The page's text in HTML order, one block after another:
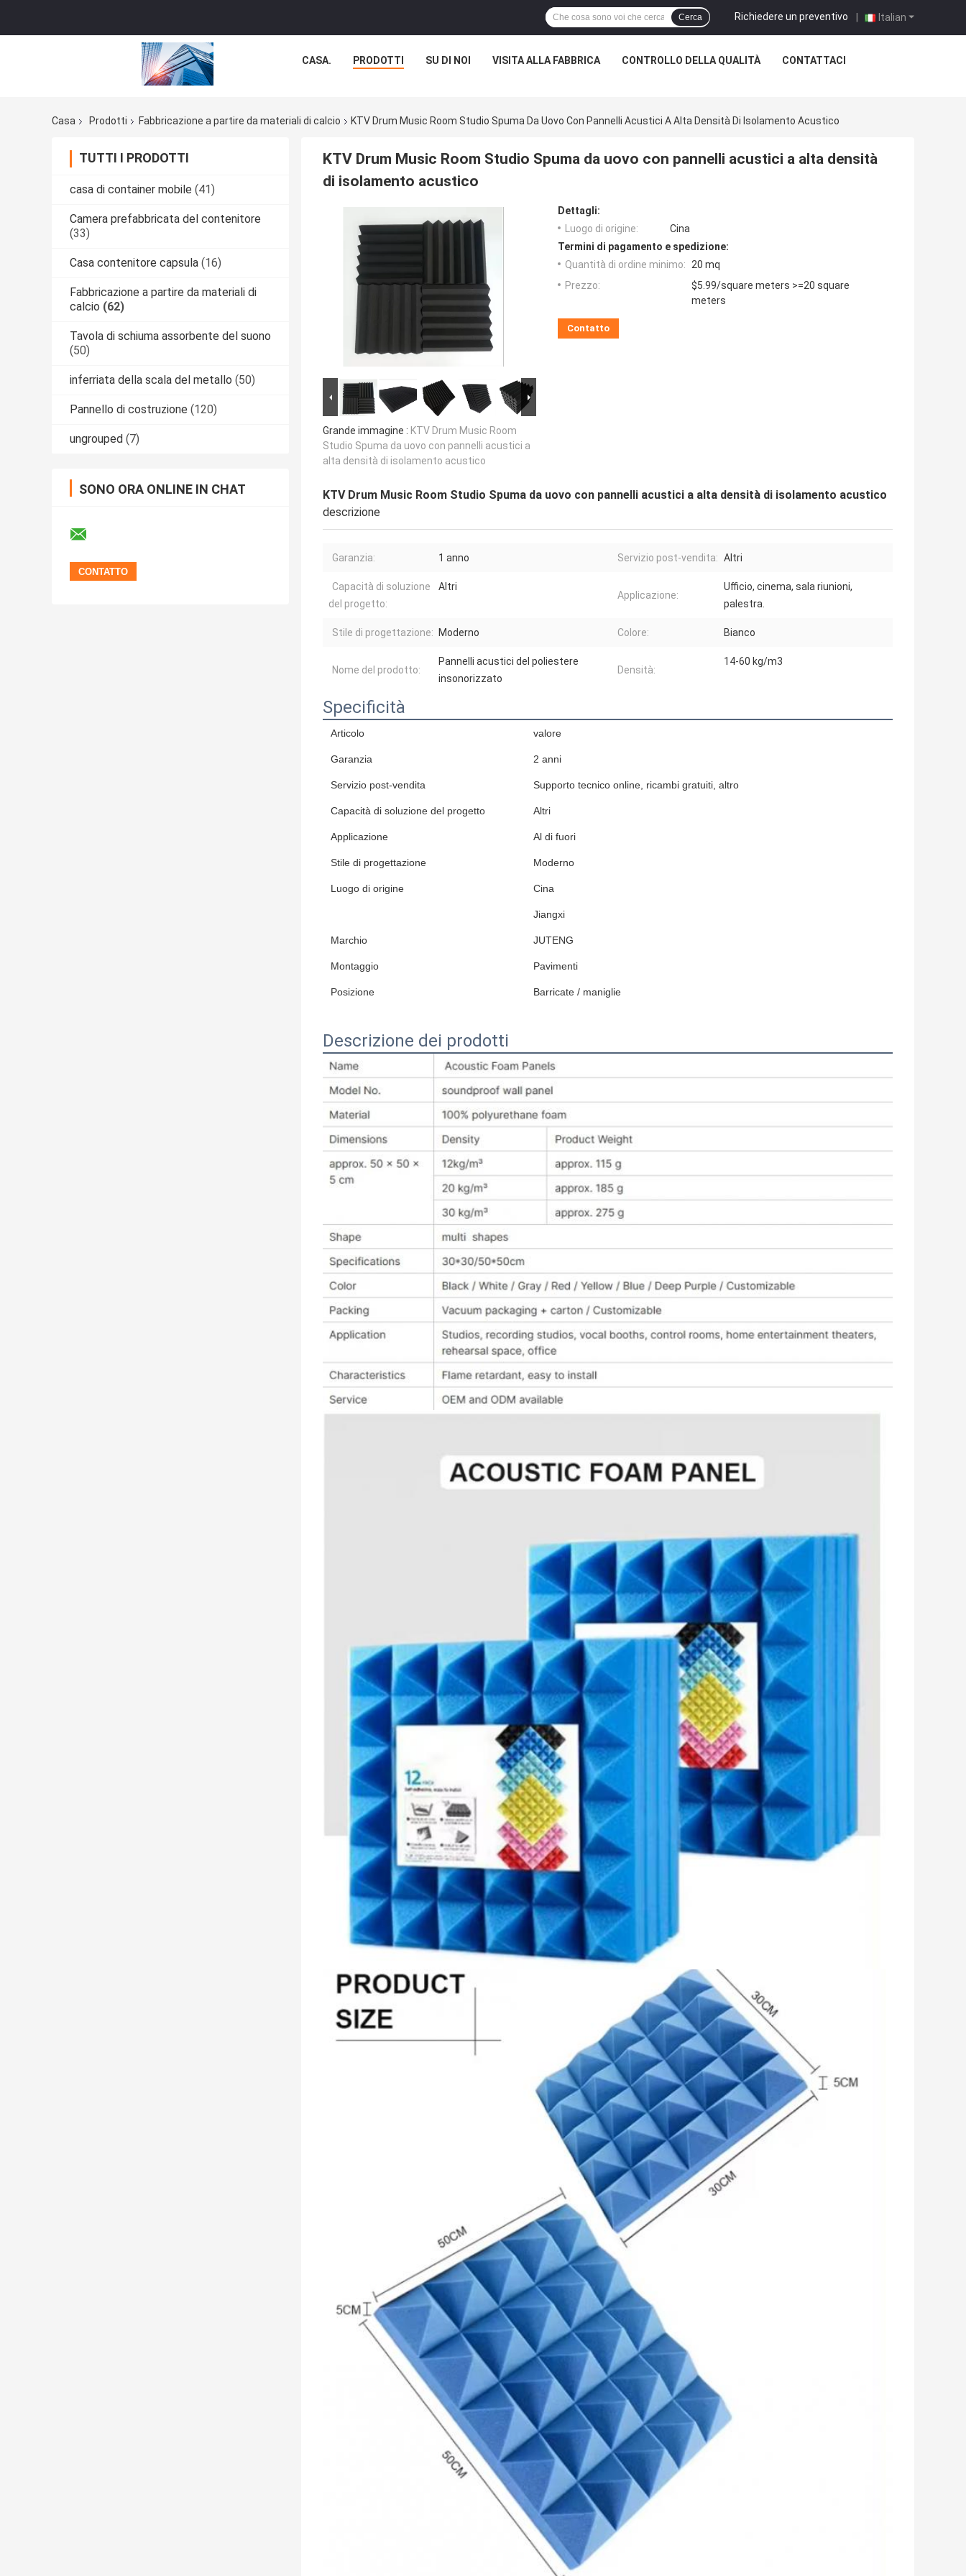
Italian
Richiedere un preventivo |
Cerca
CASA. PRODOTTI SU DI NOI VISITA ALLA FABBRICA CONTROLLO DELLA QUALITÀ CONTATTACI
Casa Prodotti Fabbricazione a partire da materiali di calcio KTV Drum Music Room Studio Spuma Da Uovo Con Pannelli Acustici A Alta Densità Di Isolamento Acustico
TUTTI I PRODOTTI
casa di container mobile (41)
Camera prefabbricata del contenitore
(33)
Casa contenitore capsula (16)
Fabbricazione a partire da materiali di
calcio (62)
Tavola di schiuma assorbente del suono
(50)
inferriata della scala del metallo (50)
Pannello di costruzione (120)
ungrouped (7)
SONO ORA ONLINE IN CHAT
KTV Drum Music Room Studio Spuma da uovo con pannelli acustici a alta densità
di isolamento acustico
Grande immagine : KTV Drum Music Room
Studio Spuma da uovo con pannelli acustici a
alta densità di isolamento acustico
Dettagli:
Luogo di origine:
Cina
Termini di pagamento e spedizione:
Quantità di ordine minimo: 20 mq
Prezzo:
$5.99/square meters >=20 square
meters
Contatto
KTV Drum Music Room Studio Spuma da uovo con pannelli acustici a alta densità di isolamento acustico
descrizione
Garanzia: 1 anno Servizio post-vendita: Altri
Capacità di soluzione
del progetto:
Altri
Applicazione:
Ufficio, cinema, sala riunioni,
palestra.
Stile di progettazione: Moderno Colore: Bianco
Nome del prodotto:
Pannelli acustici del poliestere
insonorizzato
Densità:
14-60 kg/m3
Specificità
Articolo valore
Garanzia 2 anni
Servizio post-vendita Supporto tecnico online, ricambi gratuiti, altro
Capacità di soluzione del progetto Altri
Applicazione Al di fuori
Stile di progettazione Moderno
Luogo di origine Cina
Jiangxi
Marchio JUTENG
Montaggio Pavimenti
Posizione Barricate / maniglie
Descrizione dei prodotti